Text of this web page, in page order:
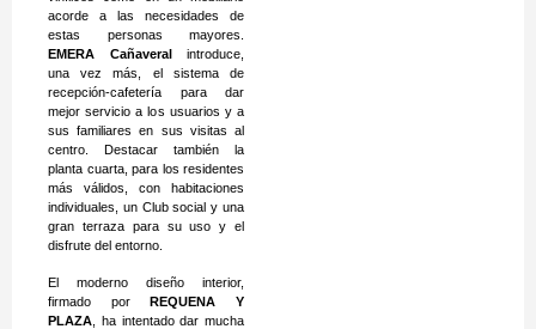
acorde a las necesidades de
estas personas mayores.
EMERA Cañaveralintroduce,
una vez más, el sistema de
recepción-cafetería para dar
mejor servicio a los usuarios y a
sus familiares en sus visitas al
centro. Destacar también la
planta cuarta, para los residentes
más válidos, con habitaciones
individuales, un Club social y una
gran terraza para su uso y el
disfrute del entorno.
El moderno diseño interior,
firmado porREQUENA Y
PLAZA , ha intentado dar mucha